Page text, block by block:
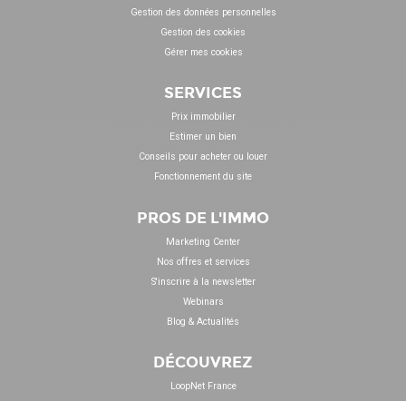
Gestion des données personnelles
Gestion des cookies
Gérer mes cookies
SERVICES
Prix immobilier
Estimer un bien
Conseils pour acheter ou louer
Fonctionnement du site
PROS DE L'IMMO
Marketing Center
Nos offres et services
S'inscrire à la newsletter
Webinars
Blog & Actualités
DÉCOUVREZ
LoopNet France